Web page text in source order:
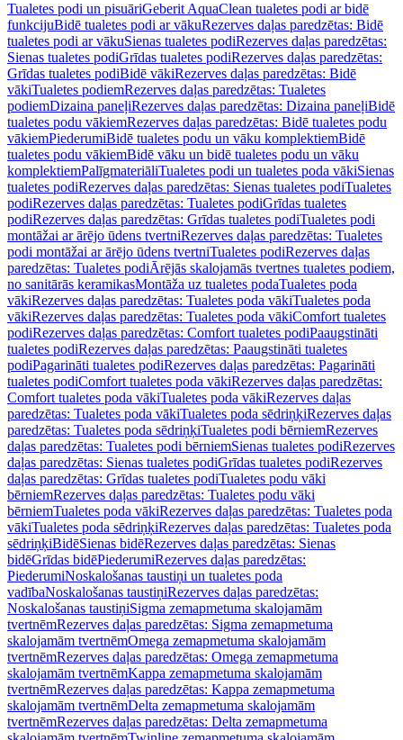
Tualetes podi un pisuāriGeberit AquaClean tualetes podi ar bidē
funkcijuBidē tualetes podi ar vākuRezerves daļas paredzētas: Bidē
tualetes podi ar vākuSienas tualetes podiRezerves daļas paredzētas:
Sienas tualetes podiGrīdas tualetes podiRezerves daļas paredzētas:
Grīdas tualetes podiBidē vākiRezerves daļas paredzētas: Bidē
vākiTualetes podiemRezerves daļas paredzētas: Tualetes
podiemDizaina paneļiRezerves daļas paredzētas: Dizaina paneļiBidē
tualetes podu vākiemRezerves daļas paredzētas: Bidē tualetes podu
vākiemPiederumiBidē tualetes podu un vāku komplektiemBidē
tualetes podu vākiemBidē vāku un bidē tualetes podu un vāku
komplektiemPalīgmateriāliTualetes podi un tualetes poda vākiSienas
tualetes podiRezerves daļas paredzētas: Sienas tualetes podiTualetes
podiRezerves daļas paredzētas: Tualetes podiGrīdas tualetes
podiRezerves daļas paredzētas: Grīdas tualetes podiTualetes podi
montāžai ar ārējo ūdens tvertniRezerves daļas paredzētas: Tualetes
podi montāžai ar ārējo ūdens tvertniTualetes podiRezerves daļas
paredzētas: Tualetes podiĀrējās skalojamās tvertnes tualetes podiem,
no sanitārās keramikasMontāža uz tualetes podaTualetes poda
vākiRezerves daļas paredzētas: Tualetes poda vākiTualetes poda
vākiRezerves daļas paredzētas: Tualetes poda vākiComfort tualetes
podiRezerves daļas paredzētas: Comfort tualetes podiPaaugstināti
tualetes podiRezerves daļas paredzētas: Paaugstināti tualetes
podiPagarināti tualetes podiRezerves daļas paredzētas: Pagarināti
tualetes podiComfort tualetes poda vākiRezerves daļas paredzētas:
Comfort tualetes poda vākiTualetes poda vākiRezerves daļas
paredzētas: Tualetes poda vākiTualetes poda sēdriņķiRezerves daļas
paredzētas: Tualetes poda sēdriņķiTualetes podi bērniemRezerves
daļas paredzētas: Tualetes podi bērniemSienas tualetes podiRezerves
daļas paredzētas: Sienas tualetes podiGrīdas tualetes podiRezerves
daļas paredzētas: Grīdas tualetes podiTualetes podu vāki
bērniemRezerves daļas paredzētas: Tualetes podu vāki
bērniemTualetes poda vākiRezerves daļas paredzētas: Tualetes poda
vākiTualetes poda sēdriņķiRezerves daļas paredzētas: Tualetes poda
sēdriņķiBidēSienas bidēRezerves daļas paredzētas: Sienas
bidēGrīdas bidēPiederumiRezerves daļas paredzētas:
PiederumiNoskalošanas taustiņi un tualetes poda
vadībaNoskalošanas taustiņiRezerves daļas paredzētas:
Noskalošanas taustiņiSigma zemapmetuma skalojamām
tvertnēmRezerves daļas paredzētas: Sigma zemapmetuma
skalojamām tvertnēmOmega zemapmetuma skalojamām
tvertnēmRezerves daļas paredzētas: Omega zemapmetuma
skalojamām tvertnēmKappa zemapmetuma skalojamām
tvertnēmRezerves daļas paredzētas: Kappa zemapmetuma
skalojamām tvertnēmDelta zemapmetuma skalojamām
tvertnēmRezerves daļas paredzētas: Delta zemapmetuma